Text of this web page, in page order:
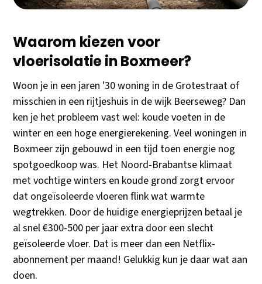
Waarom kiezen voor
vloerisolatie in Boxmeer?
Woon je in een jaren '30 woning in de Grotestraat of
misschien in een rijtjeshuis in de wijk Beerseweg? Dan
ken je het probleem vast wel: koude voeten in de
winter en een hoge energierekening. Veel woningen in
Boxmeer zijn gebouwd in een tijd toen energie nog
spotgoedkoop was. Het Noord-Brabantse klimaat
met vochtige winters en koude grond zorgt ervoor
dat ongeïsoleerde vloeren flink wat warmte
wegtrekken. Door de huidige energieprijzen betaal je
al snel €300-500 per jaar extra door een slecht
geïsoleerde vloer. Dat is meer dan een Netflix-
abonnement per maand! Gelukkig kun je daar wat aan
doen.